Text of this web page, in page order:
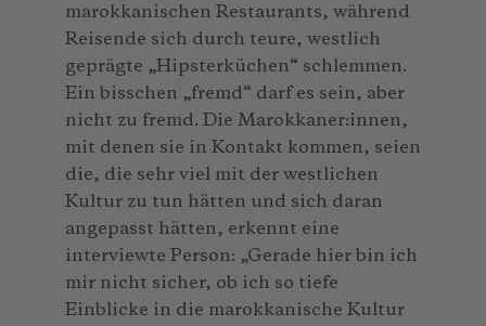
marokkanischen Restaurants, während
Reisende sich durch teure, westlich
geprägte „Hipsterküchen“ schlemmen.
Ein bisschen „fremd“ darf es sein, aber
nicht zu fremd. Die Marokkaner:innen,
mit denen sie in Kontakt kommen, seien
die, die sehr viel mit der westlichen
Kultur zu tun hätten und sich daran
angepasst hätten, erkennt eine
interviewte Person: „Gerade hier bin ich
mir nicht sicher, ob ich so tiefe
Einblicke in die marokkanische Kultur